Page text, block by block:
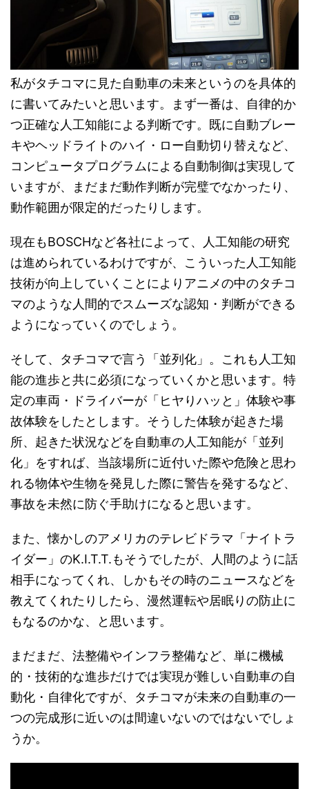
私がタチコマに見た自動車の未来というのを具体的
に書いてみたいと思います。まず一番は、自律的か
つ正確な人工知能による判断です。既に自動ブレー
キやヘッドライトのハイ・ロー自動切り替えなど、
コンピュータプログラムによる自動制御は実現して
いますが、まだまだ動作判断が完璧でなかったり、
動作範囲が限定的だったりします。
現在もBOSCHなど各社によって、人工知能の研究
は進められているわけですが、こういった人工知能
技術が向上していくことによりアニメの中のタチコ
マのような人間的でスムーズな認知・判断ができる
ようになっていくのでしょう。
そして、タチコマで言う「並列化」。これも人工知
能の進歩と共に必須になっていくかと思います。特
定の車両・ドライバーが「ヒヤりハッと」体験や事
故体験をしたとします。そうした体験が起きた場
所、起きた状況などを自動車の人工知能が「並列
化」をすれば、当該場所に近付いた際や危険と思わ
れる物体や生物を発見した際に警告を発するなど、
事故を未然に防ぐ手助けになると思います。
また、懐かしのアメリカのテレビドラマ「ナイトラ
イダー」のK.I.T.T.もそうでしたが、人間のように話
相手になってくれ、しかもその時のニュースなどを
教えてくれたりしたら、漫然運転や居眠りの防止に
もなるのかな、と思います。
まだまだ、法整備やインフラ整備など、単に機械
的・技術的な進歩だけでは実現が難しい自動車の自
動化・自律化ですが、タチコマが未来の自動車の一
つの完成形に近いのは間違いないのではないでしょ
うか。